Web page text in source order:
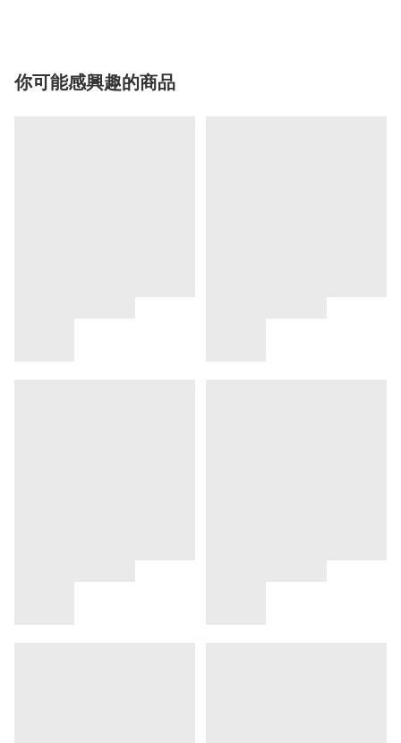
你可能感興趣的商品